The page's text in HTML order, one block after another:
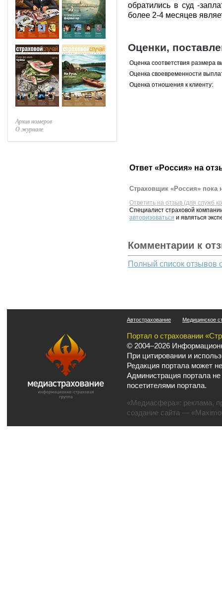
Архив номеров
О журнале
обратились в суд -
более 2-4 месяцев
Оценки,
Оценка соответствия размера
Оценка своевременности
Оценка отношения к клиенту:
Ответ «Россия» на
Страховщик «Россия» пока
Ответить на отзыв (для служб
Специалист страховой
авторизоваться и являться
Комментарии к
Полный список отзывов
Автострахование Медицинское
Портал о страховании
© 2004–2026
При цитировании и
Редакция портала может
Администрация портала
посетителями портала.
«Медиасфера»: реклама,
создание сайта —